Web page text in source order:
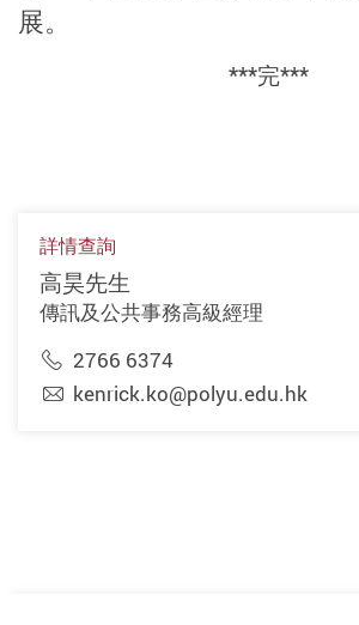
展。
***完***
詳情查詢
高昊先生
傳訊及公共事務高級經理
2766 6374
kenrick.ko@polyu.edu.hk